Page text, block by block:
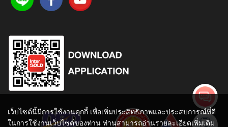
เว็บไซต์นี้มีการใช้งานคุกกี้ เพื่อเพิ่มประสิทธิภาพและประสบการณ์ที่ดี
ในการใช้งานเว็บไซต์ของท่าน ท่านสามารถอ่านรายละเอียดเพิ่มเติม